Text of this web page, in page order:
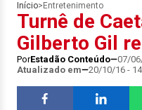
Início> Entretenimento
Turnê de
Gilberto Gil
PorEstadão Conteúdo 07/
Atualizado em
20/10/16 -